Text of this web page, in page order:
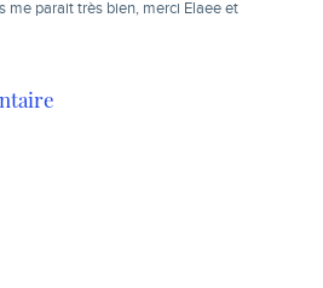
me parait très bien, merci Elaee et